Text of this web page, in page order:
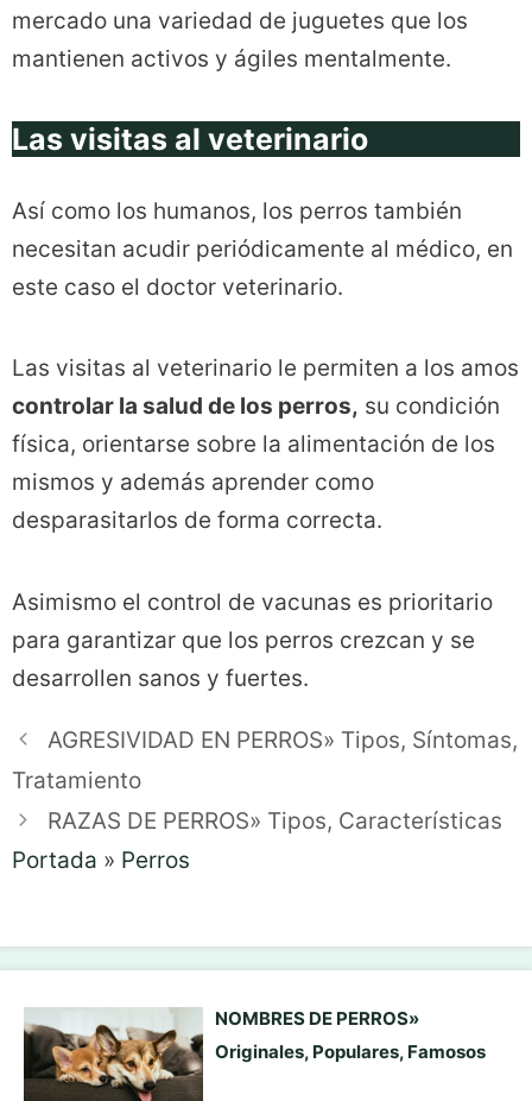
mercado una variedad de juguetes que los
mantienen activos y ágiles mentalmente.
Las visitas al veterinario
Así como los humanos, los perros también
necesitan acudir periódicamente al médico, en
este caso el doctor veterinario.
Las visitas al veterinario le permiten a los amos
controlar la salud de los perros, su condición
física, orientarse sobre la alimentación de los
mismos y además aprender como
desparasitarlos de forma correcta.
Asimismo el control de vacunas es prioritario
para garantizar que los perros crezcan y se
desarrollen sanos y fuertes.
AGRESIVIDAD EN PERROS» Tipos, Síntomas,
Tratamiento
RAZAS DE PERROS» Tipos, Características
Portada » Perros
NOMBRES DE PERROS»
Originales, Populares, Famosos